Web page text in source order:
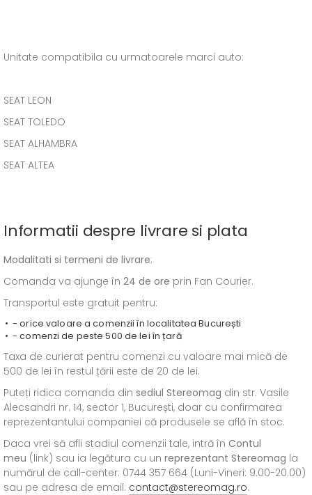
Unitate compatibila cu urmatoarele marci auto:
SEAT LEON
SEAT TOLEDO
SEAT ALHAMBRA
SEAT ALTEA
Informatii despre livrare si plata
Modalitati si termeni de livrare:
Comanda va ajunge în 24 de ore prin Fan Courier.
Transportul este gratuit pentru:
- orice valoare a comenzii în localitatea București
- comenzi de peste 500 de lei în țară
Taxa de curierat pentru comenzi cu valoare mai mică de
500 de lei în restul țării este de 20 de lei.
Puteți ridica comanda din sediul Stereomag din str. Vasile
Alecsandri nr. 14, sector 1, București, doar cu confirmarea
reprezentantului companiei că produsele se află în stoc.
Daca vrei să afli stadiul comenzii tale, intră în Contul
meu (link) sau ia legătura cu un reprezentant Stereomag la
numărul de call-center: 0744 357 664 (Luni-Vineri: 9.00-20.00)
sau pe adresa de email: contact@stereomag.ro.